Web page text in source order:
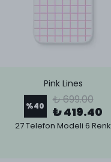
Pink Lines
%40 ₺ 699.00
₺ 419.40
27 Telefon Modeli 6 Renk